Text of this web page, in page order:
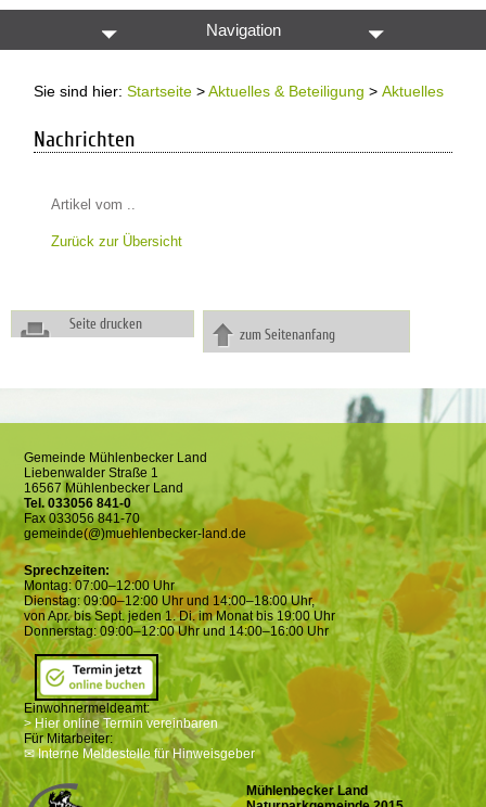
Navigation
Sie sind hier:Startseite >Aktuelles & Beteiligung >Aktuelles
Nachrichten
Artikel vom ..
Zurück zur Übersicht
Seite drucken
zum Seitenanfang
Gemeinde Mühlenbecker Land
Liebenwalder Straße 1
16567 Mühlenbecker Land
Tel. 033056 841-0
Fax 033056 841-70
gemeinde(@)muehlenbecker-land.de
Sprechzeiten:
Montag: 07:00–12:00 Uhr
Dienstag: 09:00–12:00 Uhr und 14:00–18:00 Uhr,
von Apr. bis Sept. jeden 1. Di. im Monat bis 19:00 Uhr
Donnerstag: 09:00–12:00 Uhr und 14:00–16:00 Uhr
Einwohnermeldeamt:
> Hier online Termin vereinbaren
Für Mitarbeiter:
✉ Interne Meldestelle für Hinweisgeber
Mühlenbecker Land